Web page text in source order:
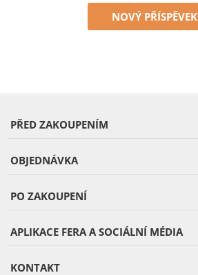
NOVÝ PŘÍSPĚVEK
PŘED ZAKOUPENÍM
OBJEDNÁVKA
PO ZAKOUPENÍ
APLIKACE FERA A SOCIÁLNÍ MÉDIA
KONTAKT